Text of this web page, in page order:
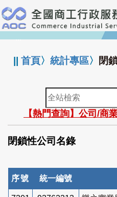
跳
到
主
要
:::
||首頁〉統計專區〉 閉
全
站
檢
索
【熱門查詢】公司/商
閉鎖性公司名錄
序號 統一編號